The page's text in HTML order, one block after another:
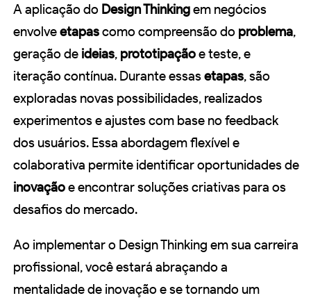
A aplicação do Design Thinkingem negócios
envolveetapascomo compreensão do problema,
geração de ideias, prototipaçãoe teste, e
iteração contínua. Durante essasetapas, são
exploradas novas possibilidades, realizados
experimentos e ajustes com base no feedback
dos usuários. Essa abordagem flexível e
colaborativa permite identificar oportunidades de
inovaçãoe encontrar soluções criativas para os
desafios do mercado.
Ao implementar o Design Thinking em sua carreira
profissional, você estará abraçando a
mentalidade de inovação e se tornando um